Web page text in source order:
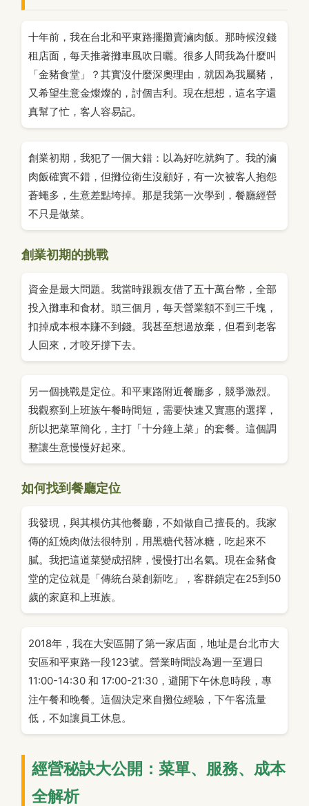
十年前，我在台北和平東路擺攤賣滷肉飯。那時候沒錢
租店面，每天推著攤車風吹日曬。很多人問我為什麼叫
「金豬食堂」？其實沒什麼深奧理由，就因為我屬豬，
又希望生意金燦燦的，討個吉利。現在想想，這名字還
真幫了忙，客人容易記。
創業初期，我犯了一個大錯：以為好吃就夠了。我的滷
肉飯確實不錯，但攤位衛生沒顧好，有一次被客人抱怨
蒼蠅多，生意差點垮掉。那是我第一次學到，餐廳經營
不只是做菜。
創業初期的挑戰
資金是最大問題。我當時跟親友借了五十萬台幣，全部
投入攤車和食材。頭三個月，每天營業額不到三千塊，
扣掉成本根本賺不到錢。我甚至想過放棄，但看到老客
人回來，才咬牙撐下去。
另一個挑戰是定位。和平東路附近餐廳多，競爭激烈。
我觀察到上班族午餐時間短，需要快速又實惠的選擇，
所以把菜單簡化，主打「十分鐘上菜」的套餐。這個調
整讓生意慢慢好起來。
如何找到餐廳定位
我發現，與其模仿其他餐廳，不如做自己擅長的。我家
傳的紅燒肉做法很特別，用黑糖代替冰糖，吃起來不
膩。我把這道菜變成招牌，慢慢打出名氣。現在金豬食
堂的定位就是「傳統台菜創新吃」，客群鎖定在25到50
歲的家庭和上班族。
2018年，我在大安區開了第一家店面，地址是台北市大
安區和平東路一段123號。營業時間設為週一至週日
11:00-14:30 和 17:00-21:30，避開下午休息時段，專
注午餐和晚餐。這個決定來自攤位經驗，下午客流量
低，不如讓員工休息。
經營秘訣大公開：菜單、服務、成本
全解析